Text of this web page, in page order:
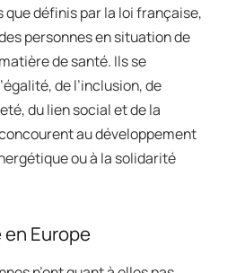
que définis par la loi française,
personnes en situation de
de santé. Ils se
de l’inclusion, de
du lien social et de la
au développement
ou à la solidarité
en Europe